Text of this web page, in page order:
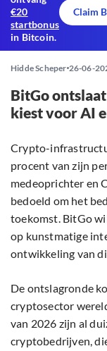
€20
startbonus
in Bitcoin.
Claim
Hidde Scheper 26-06-
BitGo
kiest voor AI
Crypto-
procent van zijn
medeoprichter en
bedoeld om het
toekomst. BitGo
op kunstmatige
ontwikkeling van
De ontslagronde
cryptosector
van 2026 zijn al
cryptobedrijven,